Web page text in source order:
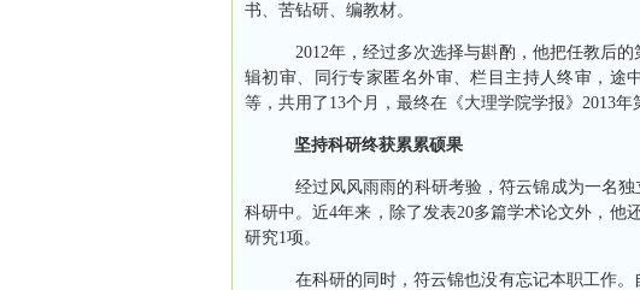
书、苦钻研、编教材。
2012年，经过多次选择与斟酌，他把任教后
辑初审、同行专家匿名外审、栏目主持人终审，途
等，共用了 13个月，最终在《大理学院学报》 2013年
坚持科研终获累累硕果
经过风风雨雨的科研考验，符云锦成为一名独
科研中。近4年来，除了发表20多篇学术论文外，他
研究1项。
在科研的同时，符云锦也没有忘记本职工作。